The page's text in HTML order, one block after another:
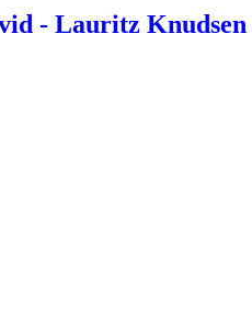
- Lauritz Knudsen